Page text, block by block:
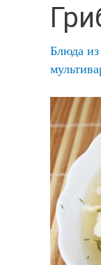
Блюда